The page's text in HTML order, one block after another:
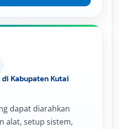
Kabupaten Kutai
dapat diarahkan
alat, setup sistem,